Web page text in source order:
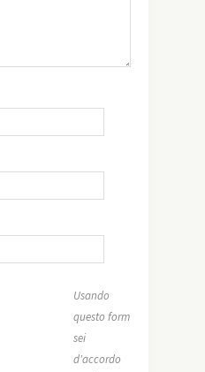
Usando
questo form
sei
d'accordo